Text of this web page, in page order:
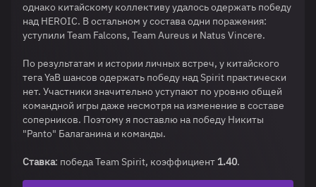
однако китайскому коллективу удалось одержать победу
над HEROIC. В остальном у состава одни поражения:
уступили Team Falcons, Team Aureus и Natus Vincere.
По результатам и истории личных встреч, у китайского
тега YaB шансов одержать победу над Spirit практически
нет. Участники значительно уступают по уровню общей
командной игры даже несмотря на изменение в составе
соперников. Поэтому я поставлю на победу Никиты
"Panto" Балаганина и команды.
Ставка: победа Team Spirit, коэффициент 1.40.